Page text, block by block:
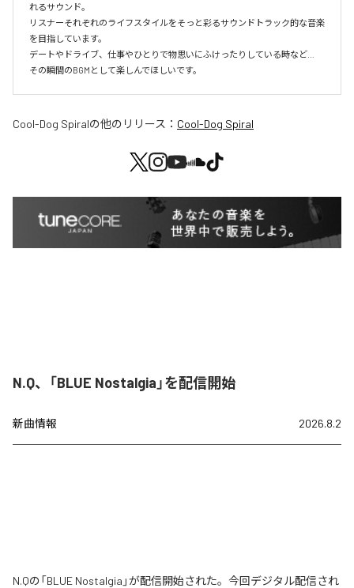
れるサウンド。
リスナーそれぞれのライフスタイルをそっと彩るサウンドトラック的な音楽
を目指しています。
デートやドライブ、仕事やひとりで物思いにふけったりしている時など…
その瞬間のBGMとして楽しんでほしいです。
Cool-Dog Spiralの他のリリース： Cool-Dog Spiral
N.Q、「BLUE Nostalgia」を配信開始
新曲情報 2026.8.2
N.Qの「BLUE Nostalgia」が配信開始された。今回デジタル配信され